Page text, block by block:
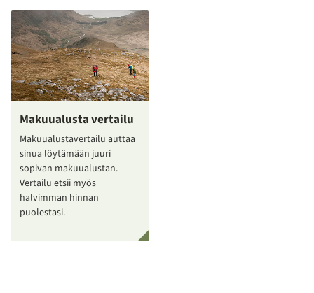
Makuualusta vertailu
Makuualustavertailu auttaa
sinua löytämään juuri
sopivan makuualustan.
Vertailu etsii myös
halvimman hinnan
puolestasi.